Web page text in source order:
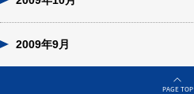
2009年9月
PAGE TOP